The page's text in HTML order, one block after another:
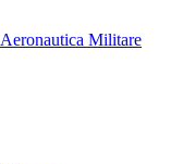
Aeronautica Militare